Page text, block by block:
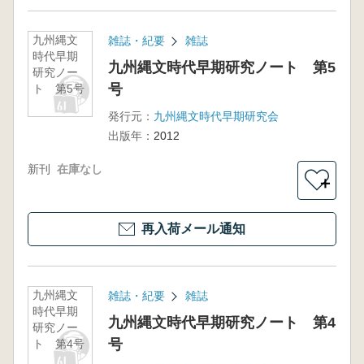
九州縄文
時代早期
研究ノー
ト 第5号
雑誌・紀要 雑誌
九州縄文時代早期研究ノート 第5
号
発行元： 九州縄文時代早期研究会
出版年： 2012
新刊 在庫なし
＋
再入荷メール通知
九州縄文
時代早期
研究ノー
ト 第4号
雑誌・紀要 雑誌
九州縄文時代早期研究ノート 第4
号